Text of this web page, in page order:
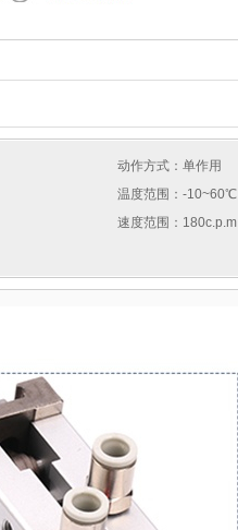
动作方式：单作用
温度范围：-10~60℃
速度范围：180c.p.m